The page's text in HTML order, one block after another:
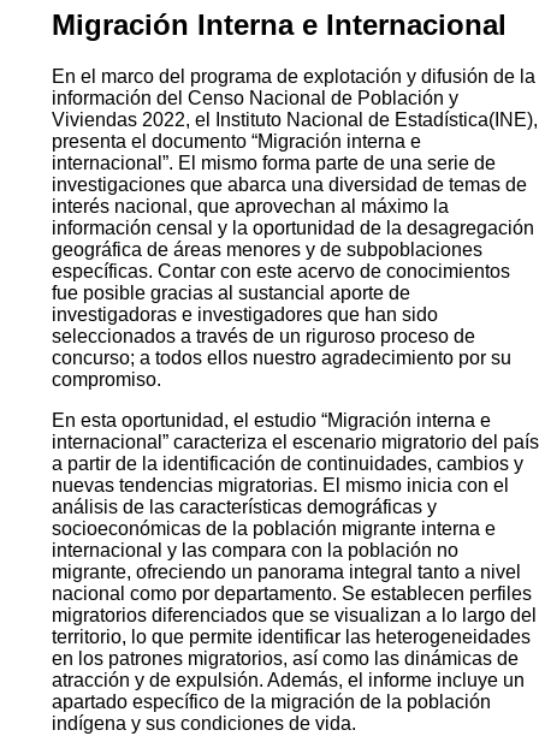
Migración Interna e Internacional
En el marco del programa de explotación y difusión de la
información del Censo Nacional de Población y
Viviendas 2022, el Instituto Nacional de Estadística(INE),
presenta el documento “Migración interna e
internacional”. El mismo forma parte de una serie de
investigaciones que abarca una diversidad de temas de
interés nacional, que aprovechan al máximo la
información censal y la oportunidad de la desagregación
geográfica de áreas menores y de subpoblaciones
específicas. Contar con este acervo de conocimientos
fue posible gracias al sustancial aporte de
investigadoras e investigadores que han sido
seleccionados a través de un riguroso proceso de
concurso; a todos ellos nuestro agradecimiento por su
compromiso.
En esta oportunidad, el estudio “Migración interna e
internacional” caracteriza el escenario migratorio del país
a partir de la identificación de continuidades, cambios y
nuevas tendencias migratorias. El mismo inicia con el
análisis de las características demográficas y
socioeconómicas de la población migrante interna e
internacional y las compara con la población no
migrante, ofreciendo un panorama integral tanto a nivel
nacional como por departamento. Se establecen perfiles
migratorios diferenciados que se visualizan a lo largo del
territorio, lo que permite identificar las heterogeneidades
en los patrones migratorios, así como las dinámicas de
atracción y de expulsión. Además, el informe incluye un
apartado específico de la migración de la población
indígena y sus condiciones de vida.